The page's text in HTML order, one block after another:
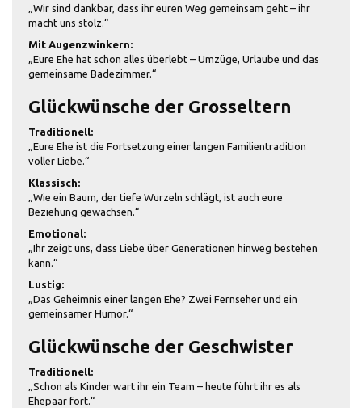
„Wir sind dankbar, dass ihr euren Weg gemeinsam geht – ihr
macht uns stolz.“
Mit Augenzwinkern:
„Eure Ehe hat schon alles überlebt – Umzüge, Urlaube und das
gemeinsame Badezimmer.“
Glückwünsche der Grosseltern
Traditionell:
„Eure Ehe ist die Fortsetzung einer langen Familientradition
voller Liebe.“
Klassisch:
„Wie ein Baum, der tiefe Wurzeln schlägt, ist auch eure
Beziehung gewachsen.“
Emotional:
„Ihr zeigt uns, dass Liebe über Generationen hinweg bestehen
kann.“
Lustig:
„Das Geheimnis einer langen Ehe? Zwei Fernseher und ein
gemeinsamer Humor.“
Glückwünsche der Geschwister
Traditionell:
„Schon als Kinder wart ihr ein Team – heute führt ihr es als
Ehepaar fort.“